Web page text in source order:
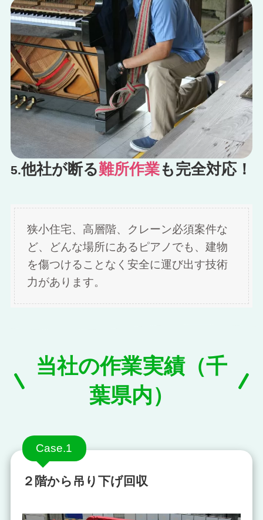
5.他社が断る難所作業も完全対応！
狭小住宅、高層階、クレーン必須案件な
ど、どんな場所にあるピアノでも、建物
を傷つけることなく安全に運び出す技術
力があります。
当社の作業実績（千
葉県内）
Case.1
２階から吊り下げ回収